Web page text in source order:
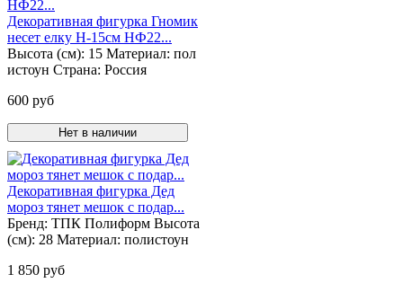
Декоративная фигурка Гномик
несет елку Н-15см НФ22...
Высота (см): 15 Материал: пол
истоун Страна: Россия
600 руб
Нет в наличии
Декоративная фигурка Дед
мороз тянет мешок с подар...
Бренд: ТПК Полиформ Высота
(см): 28 Материал: полистоун
1 850 руб